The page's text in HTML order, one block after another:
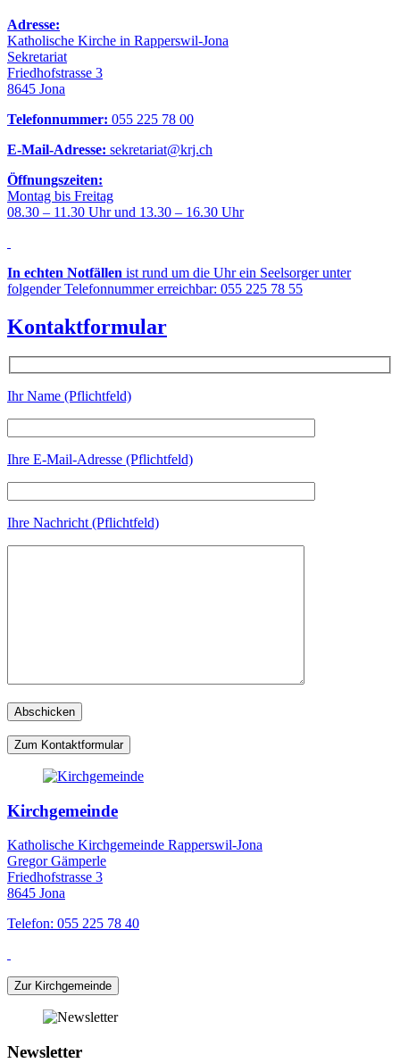
Adresse:
Katholische Kirche in Rapperswil-Jona
Sekretariat
Friedhofstrasse 3
8645 Jona
Telefonnummer: 055 225 78 00
E-Mail-Adresse: sekretariat@krj.ch
Öffnungszeiten:
Montag bis Freitag
08.30 – 11.30 Uhr und 13.30 – 16.30 Uhr
In echten Notfällen ist rund um die Uhr ein Seelsorger unter
folgender Telefonnummer erreichbar: 055 225 78 55
Kontaktformular
Ihr Name (Pflichtfeld)
Ihre E-Mail-Adresse (Pflichtfeld)
Ihre Nachricht (Pflichtfeld)
Zum Kontaktformular
Kirchgemeinde
Katholische Kirchgemeinde Rapperswil-Jona
Gregor Gämperle
Friedhofstrasse 3
8645 Jona
Telefon: 055 225 78 40
Zur Kirchgemeinde
Newsletter